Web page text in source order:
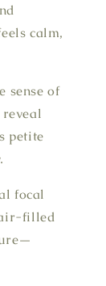
calm,
sense of
petite
focal
air-filled